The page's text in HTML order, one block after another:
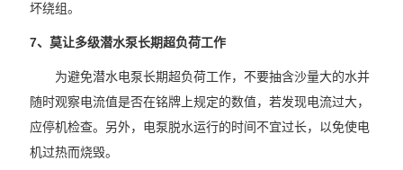
坏绕组。
7、莫让多级潜水泵长期超负荷工作
为避免潜水电泵长期超负荷工作，不要抽含沙量大的水并
随时观察电流值是否在铭牌上规定的数值，若发现电流过大，
应停机检查。另外，电泵脱水运行的时间不宜过长，以免使电
机过热而烧毁。